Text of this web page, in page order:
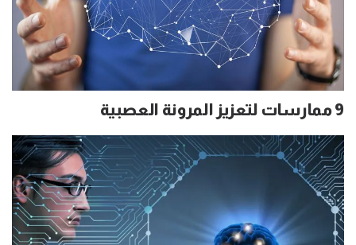
9 ممارسات لتعزيز المرونة العصبية